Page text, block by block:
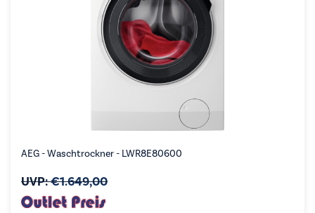
AEG - Waschtrockner - LWR8E80600
UVP:€1.649,00